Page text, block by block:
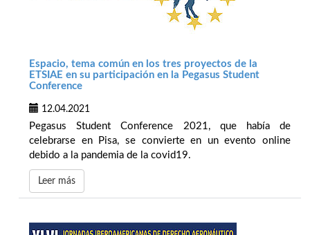
Espacio, tema común en los tres proyectos de la
ETSIAE en su participación en la Pegasus Student
Conference
12.04.2021
Pegasus Student Conference 2021, que había de
celebrarse en Pisa, se convierte en un evento online
debido a la pandemia de la covid19.
Leer más